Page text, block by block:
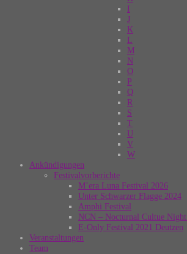
I
J
K
L
M
N
O
P
Q
R
S
T
U
V
W
Ankündigungen
Festivalvorberichte
M’era Luna Festival 2026
Unter Schwarzer Flagge 2024
Amphi Festival
NCN – Nocturnal Cultue Night
E-Only Festival 2021 Deutzen
Veranstaltungen
Team